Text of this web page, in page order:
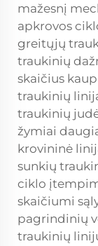
mažesnį
apkrovos
greitųjų
traukinių
skaičius
traukinių
traukinių
žymiai
krovininė
sunkių
ciklo
skaičiumi
pagrindinių
traukinių